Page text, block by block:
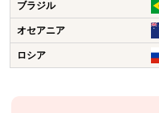
ブラジル
オセアニア
ロシア